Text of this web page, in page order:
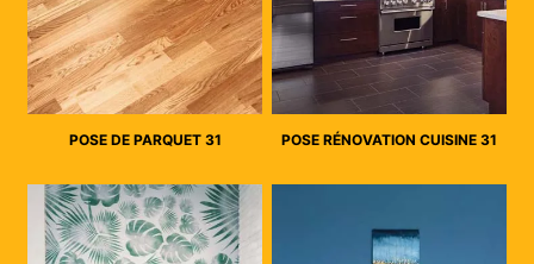
POSE DE PARQUET 31 POSE RÉNOVATION CUISINE 31